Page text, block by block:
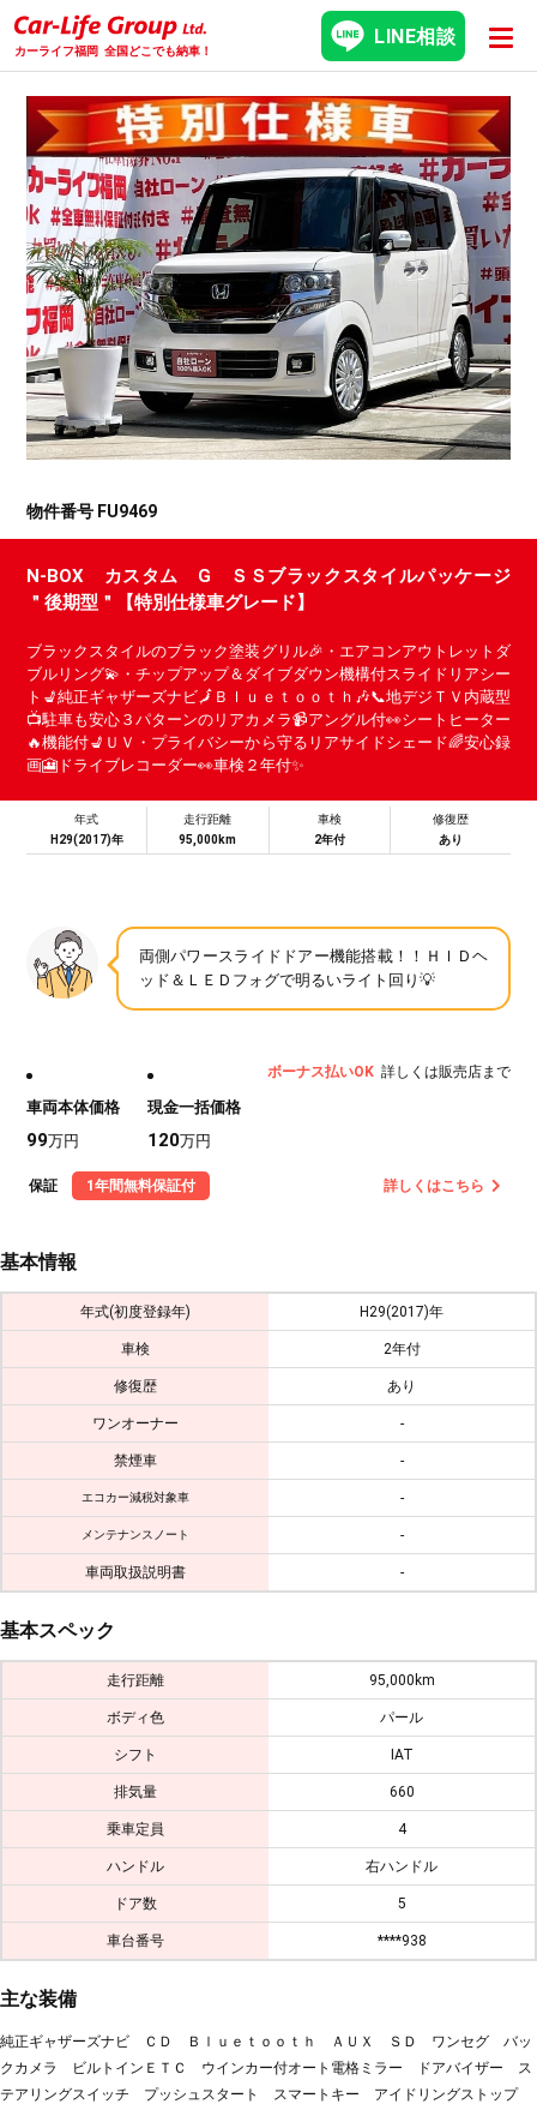
カーライフ福岡 全国どこでも納車！
LINE相談
物件番号 FU9469
N-BOX カスタム G ＳＳブラックスタイルパッケージ
＂後期型＂【特別仕様車グレード】
ブラックスタイルのブラック塗装グリル🎉・エアコンアウトレットダ
ブルリング💫・チップアップ＆ダイブダウン機構付スライドリアシー
ト💺純正ギャザーズナビ🗾Ｂｌｕｅｔｏｏｔｈ🎶📞地デジＴＶ内蔵型
📺駐車も安心３パターンのリアカメラ📹アングル付👀シートヒーター
🔥機能付💺ＵＶ・プライバシーから守るリアサイドシェード🌈安心録
画🎦ドライブレコーダー👀車検２年付✨
年式
H29(2017)年
走行距離
95,000km
車検
2年付
修復歴
あり
両側パワースライドドアー機能搭載！！ＨＩＤヘ
ッド＆ＬＥＤフォグで明るいライト回り💡
車両本体価格
99万円
現金一括価格
120万円
ボーナス払いOK 詳しくは販売店まで
保証 1年間無料保証付 詳しくはこちら
基本情報
年式(初度登録年) H29(2017)年
車検 2年付
修復歴 あり
ワンオーナー -
禁煙車 -
エコカー減税対象車 -
メンテナンスノート -
車両取扱説明書 -
基本スペック
走行距離 95,000km
ボディ色 パール
シフト IAT
排気量 660
乗車定員 4
ハンドル 右ハンドル
ドア数 5
車台番号 ****938
主な装備
純正ギャザーズナビ ＣＤ Ｂｌｕｅｔｏｏｔｈ ＡＵＸ ＳＤ ワンセグ バッ
クカメラ ビルトインＥＴＣ ウインカー付オート電格ミラー ドアバイザー ス
テアリングスイッチ プッシュスタート スマートキー アイドリングストップ